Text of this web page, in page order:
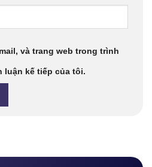
và trang web trong trình
luận kế tiếp của tôi.